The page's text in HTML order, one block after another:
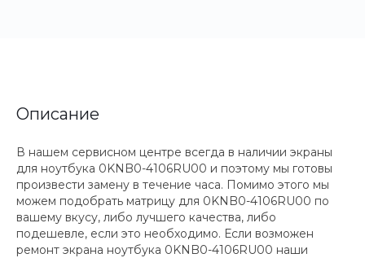
Описание
В нашем сервисном центре всегда в наличии экраны
для ноутбука 0KNB0-4106RU00 и поэтому мы готовы
произвести замену в течение часа. Помимо этого мы
можем подобрать матрицу для 0KNB0-4106RU00 по
вашему вкусу, либо лучшего качества, либо
подешевле, если это необходимо. Если возможен
ремонт экрана ноутбука 0KNB0-4106RU00 наши